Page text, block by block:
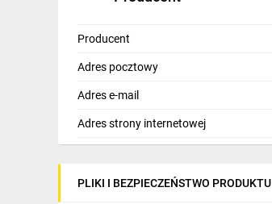
Producent
Adres pocztowy
Adres e-mail
Adres strony internetowej
PLIKI I BEZPIECZEŃSTWO PRODUKTU